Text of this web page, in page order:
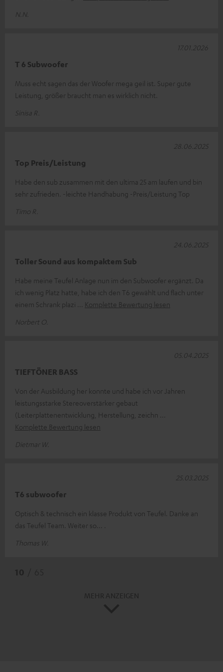
N.N.
T 6 Subwoofer
Muss echt sagen das der Woofer mega geil ist. Super gute
Leistung, größer braucht man es wirklich nicht.
Sinisa R.
17.01.2026
Top Preis/Leistung
Habe den sub zusammen mit den ultima 25 am laufen und bin
sehr zufrieden. -leichte Handhabung -Preis/Leistung Top
Timo R.
28.06.2025
Toller Sound aus kompaktem Sub
Habe meine Teufel Anlage nun im den Subwoofer ergänzt. Da
ich wenig Platz hatte, habe ich den T6 gewählt und flach unter
einem Schrank plazi
Komplette Bewertung lesen
Norbert O.
24.06.2025
TIEFTÖNER BASS
Von der Ausbildung her konnte und habe ich vor Jahren
leistungsstarke Stereoverstärker gebaut
(Leiterplattenentwicklung, Herstellung, zeichn
Komplette Bewertung lesen
Dietmar W.
05.04.2025
T6 subwoofer
Optisch & technisch ein klasse Produkt von Teufel. Danke an
das Teufel Team. Weiter so... .
Thomas W.
25.03.2025